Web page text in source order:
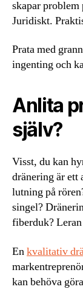
skapar problem
Juridiskt.
Prata med
ingenting och
Anlita
själv?
Visst, du kan
dränering är ett
lutning på
singel?
fiberduk?
Enkvalitativ
kan behöva